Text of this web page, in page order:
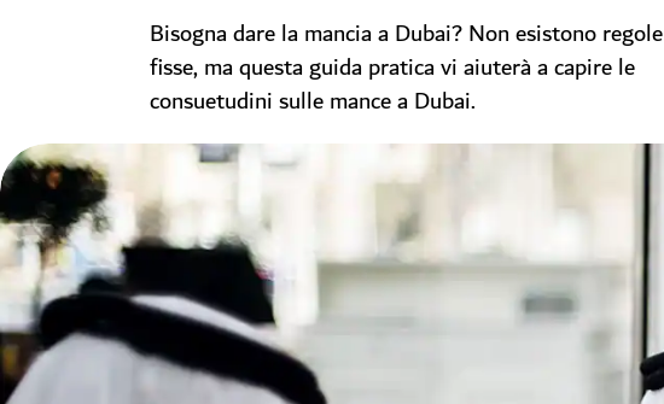
Bisogna dare la mancia a Dubai? Non esistono regole
fisse, ma questa guida pratica vi aiuterà a capire le
consuetudini sulle mance a Dubai.